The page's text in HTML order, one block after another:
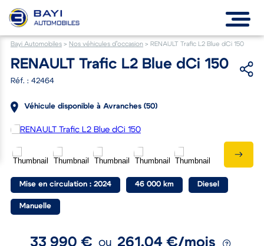
Bayi Automobiles> Nos véhicules d’occasion> RENAULT Trafic L2 Blue dCi 150
RENAULT Trafic L2 Blue dCi 150
Réf. : 42464
Véhicule disponible à Avranches (50)
Mise en circulation : 2024 46 000 km Diesel
Manuelle
33 990 € ou 261.04 €/mois